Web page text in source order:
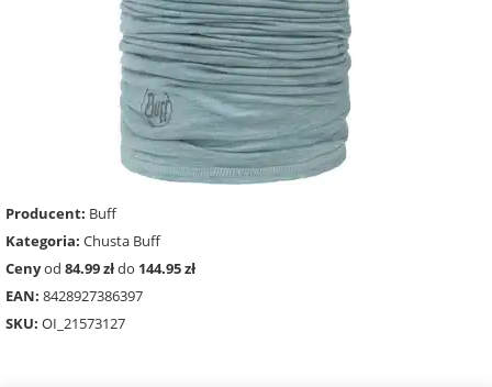
Producent: Buff
Kategoria: Chusta Buff
Cenyod 84.99 złdo 144.95 zł
EAN: 8428927386397
SKU: OI_21573127